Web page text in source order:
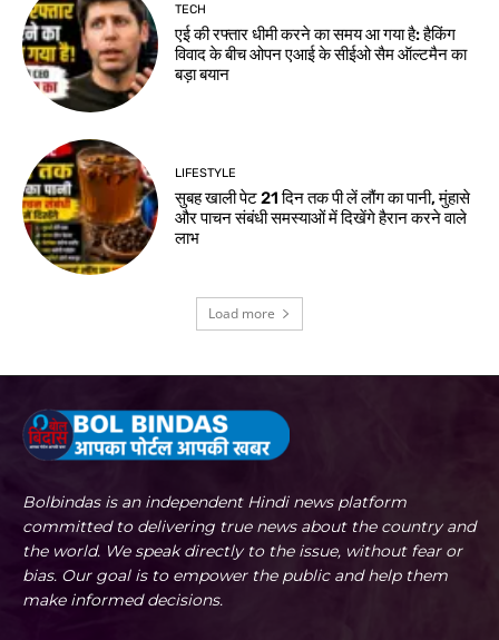
TECH
एई की रफ्तार धीमी करने का समय आ गया है: हैकिंग
विवाद के बीच ओपन एआई के सीईओ सैम ऑल्टमैन का
बड़ा बयान
LIFESTYLE
सुबह खाली पेट 21 दिन तक पी लें लौंग का पानी, मुंहासे
और पाचन संबंधी समस्याओं में दिखेंगे हैरान करने वाले
लाभ
Load more
Bolbindas is an independent Hindi news platform
committed to delivering true news about the country and
the world. We speak directly to the issue, without fear or
bias. Our goal is to empower the public and help them
make informed decisions.